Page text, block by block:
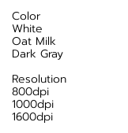
Color
White
Oat Milk
Dark Gray
Resolution
800dpi
1000dpi
1600dpi